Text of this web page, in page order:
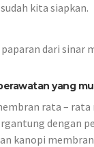
kita siapkan.
dari sinar
yang
rata – rata
dengan
kanopi